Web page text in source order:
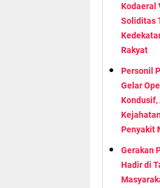
Kodaeral
Soliditas
Rakyat
Personil
Gelar
Kondusif,
Penyakit
Gerakan
Hadir di